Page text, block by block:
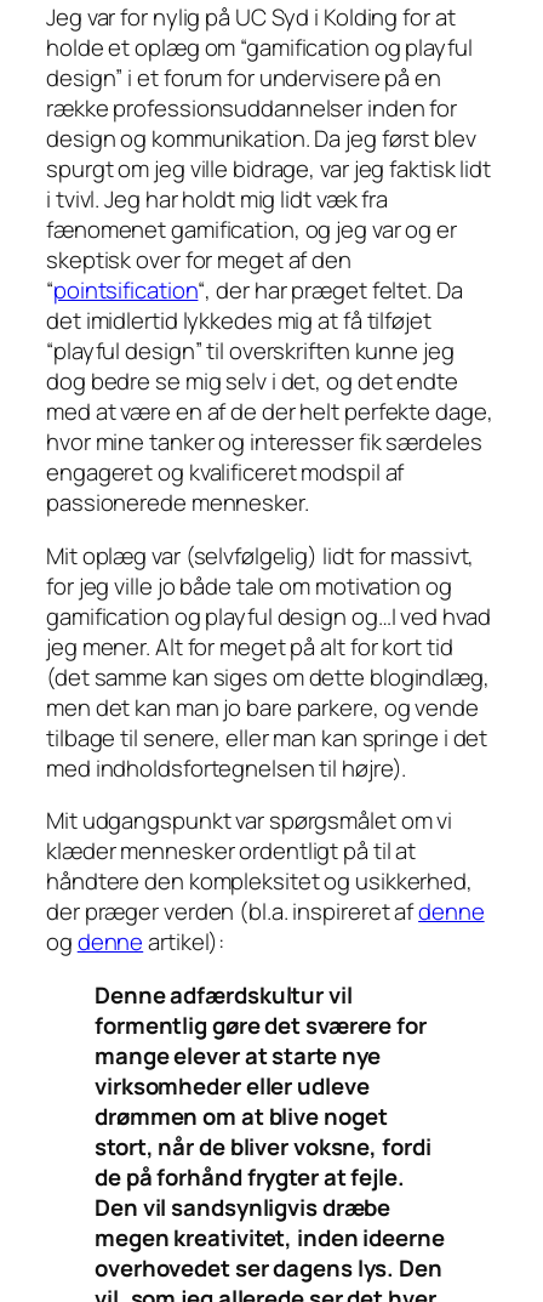
Jeg var for nylig på UC Syd i Kolding for at
holde et oplæg om “gamification og playful
design” i et forum for undervisere på en
række professionsuddannelser inden for
design og kommunikation. Da jeg først blev
spurgt om jeg ville bidrage, var jeg faktisk lidt
i tvivl. Jeg har holdt mig lidt væk fra
fænomenet gamification, og jeg var og er
skeptisk over for meget af den
“pointsification“, der har præget feltet. Da
det imidlertid lykkedes mig at få tilføjet
“playful design” til overskriften kunne jeg
dog bedre se mig selv i det, og det endte
med at være en af de der helt perfekte dage,
hvor mine tanker og interesser fik særdeles
engageret og kvalificeret modspil af
passionerede mennesker.
Mit oplæg var (selvfølgelig) lidt for massivt,
for jeg ville jo både tale om motivation og
gamification og playful design og…I ved hvad
jeg mener. Alt for meget på alt for kort tid
(det samme kan siges om dette blogindlæg,
men det kan man jo bare parkere, og vende
tilbage til senere, eller man kan springe i det
med indholdsfortegnelsen til højre).
Mit udgangspunkt var spørgsmålet om vi
klæder mennesker ordentligt på til at
håndtere den kompleksitet og usikkerhed,
der præger verden (bl.a. inspireret afdenne
ogdenneartikel):
Denne adfærdskultur vil
formentlig gøre det sværere for
mange elever at starte nye
virksomheder eller udleve
drømmen om at blive noget
stort, når de bliver voksne, fordi
de på forhånd frygter at fejle.
Den vil sandsynligvis dræbe
megen kreativitet, inden ideerne
overhovedet ser dagens lys. Den